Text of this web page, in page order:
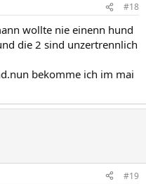
#18
wollte nie einenn hund
die 2 sind unzertrennlich
bekomme ich im mai
#19